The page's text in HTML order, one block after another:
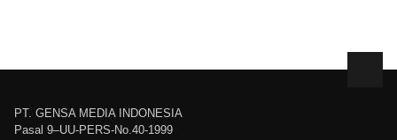
PT. GENSA MEDIA INDONESIA
Pasal 9–UU-PERS-No.40-1999